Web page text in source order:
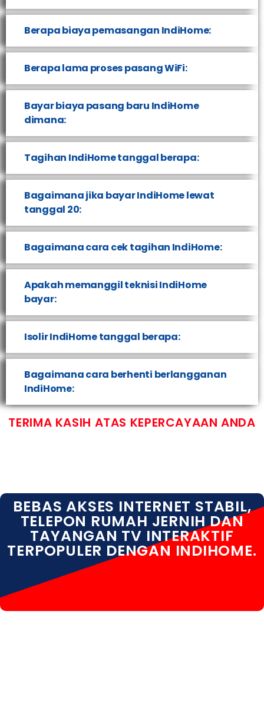
Berapa biaya pemasangan IndiHome:
Berapa lama proses pasang WiFi:
Bayar biaya pasang baru IndiHome
dimana:
Tagihan IndiHome tanggal berapa:
Bagaimana jika bayar IndiHome lewat
tanggal 20:
Bagaimana cara cek tagihan IndiHome:
Apakah memanggil teknisi IndiHome
bayar:
Isolir IndiHome tanggal berapa:
Bagaimana cara berhenti berlangganan
IndiHome:
TERIMA KASIH ATAS KEPERCAYAAN ANDA
BEBAS AKSES INTERNET STABIL,
TELEPON RUMAH JERNIH DAN
TAYANGAN TV INTERAKTIF
TERPOPULER DENGAN INDIHOME.